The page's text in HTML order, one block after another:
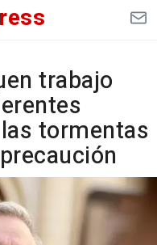
trabajo
tormentas